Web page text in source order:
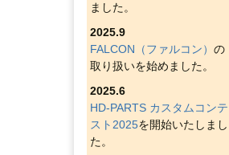
ました。
2025.9
FALCON（ファルコン） の
取り扱いを始めました。
2025.6
HD-PARTS カスタムコンテ
スト2025を開始いたしまし
た。